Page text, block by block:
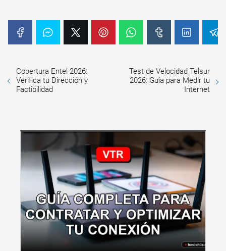
Cobertura Entel 2026:
Verifica tu Dirección y
Factibilidad
Test de Velocidad Telsur
2026: Guía para Medir tu
Internet